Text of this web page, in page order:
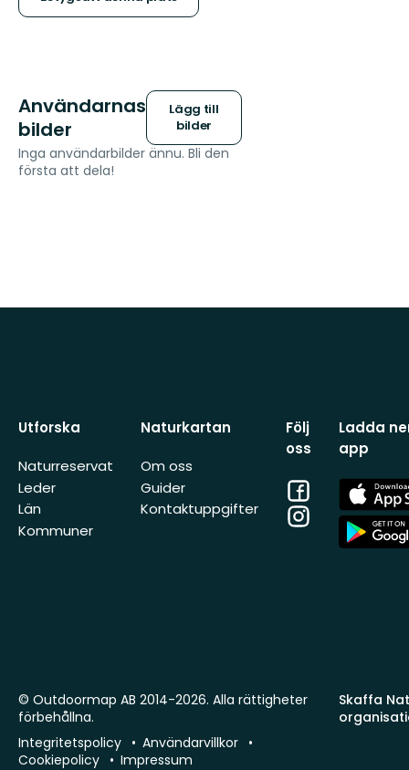
Användarnas
bilder
Lägg till
bilder
Inga användarbilder ännu. Bli den
första att dela!
Utforska
Naturreservat
Leder
Län
Kommuner
Naturkartan
Om oss
Guider
Kontaktuppgifter
Följ
oss
Facebook
Instagram
Ladda
app
App
Store
App
Store
Skaffa
© Outdoormap AB 2014-2026. Alla rättigheter
förbehållna.
Integritetspolicy
Användarvillkor
Cookiepolicy
Impressum